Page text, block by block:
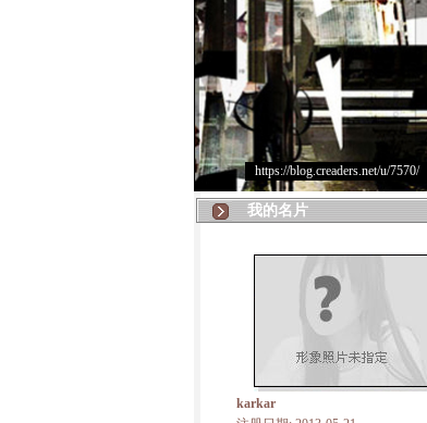
https://blog.creaders.net/u/7570/>
我的名片
karkar